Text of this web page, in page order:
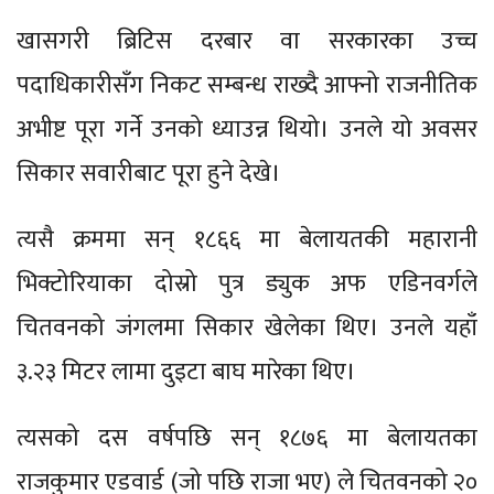
खासगरी ब्रिटिस दरबार वा सरकारका उच्च
पदाधिकारीसँग निकट सम्बन्ध राख्दै आफ्नो राजनीतिक
अभीष्ट पूरा गर्ने उनको ध्याउन्न थियो। उनले यो अवसर
सिकार सवारीबाट पूरा हुने देखे।
त्यसै क्रममा सन् १८६६ मा बेलायतकी महारानी
भिक्टोरियाका दोस्रो पुत्र ड्युक अफ एडिनवर्गले
चितवनको जंगलमा सिकार खेलेका थिए। उनले यहाँ
३.२३ मिटर लामा दुइटा बाघ मारेका थिए।
त्यसको दस वर्षपछि सन् १८७६ मा बेलायतका
राजकुमार एडवार्ड (जो पछि राजा भए) ले चितवनको २०